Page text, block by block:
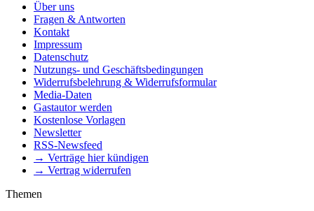
Über uns
Fragen & Antworten
Kontakt
Impressum
Datenschutz
Nutzungs- und Geschäftsbedingungen
Widerrufsbelehrung & Widerrufsformular
Media-Daten
Gastautor werden
Kostenlose Vorlagen
Newsletter
RSS-Newsfeed
→ Verträge hier kündigen
→ Vertrag widerrufen
Themen